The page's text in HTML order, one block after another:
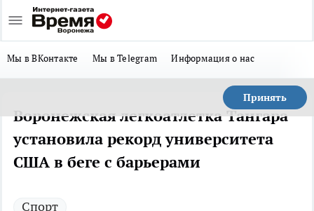
Мы в ВКонтакте Мы в Telegram Информация о нас
Принять
Воронежская легкоатлетка Тангара
установила рекорд университета
США в беге с барьерами
Спорт